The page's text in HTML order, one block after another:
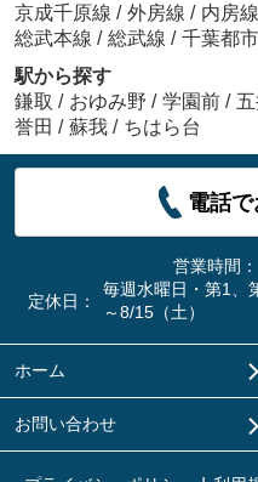
京成千原線 / 外房線 / 内房線
総武本線 / 総武線 / 千葉都
駅から探す
鎌取 / おゆみ野 / 学園前 /
誉田 / 蘇我 / ちはら台
電話
営業時間：
定休日：
毎週水曜日・第1
～8/15（土）
ホーム
お問い合わせ